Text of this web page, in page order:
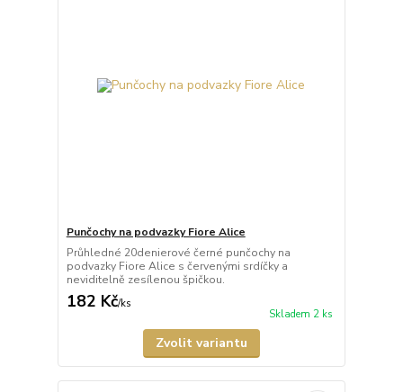
Punčochy na podvazky Fiore Alice
Průhledné 20denierové černé punčochy na
podvazky Fiore Alice s červenými srdíčky a
neviditelně zesílenou špičkou.
182 Kč/ks
Skladem 2 ks
Zvolit variantu